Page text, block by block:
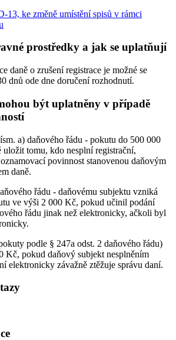
13, ke změně umístění spisů v rámci
prostředky a jak se uplatňují
daně o zrušení registrace je možné se
dnů ode dne doručení rozhodnutí.
být uplatněny v případě
a) daňového řádu - pokutu do 500 000
uložit tomu, kdo nesplní registrační,
povinnost stanovenou daňovým
daně.
řádu - daňovému subjektu vzniká
ve výši 2 000 Kč, pokud učinil podání
řádu jinak než elektronicky, ačkoli byl
podle § 247a odst. 2 daňového řádu)
Kč, pokud daňový subjekt nesplněním
elektronicky závažně ztěžuje správu daní.